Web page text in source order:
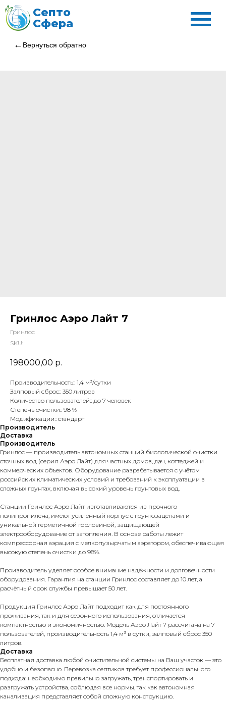
Септо
Сфера
Вернуться обратно
Гринлос Аэро Лайт 7
Гринлос
SKU:
198000,00 р.
Производительность:: 1,4 м³/сутки
Залповый сброс:: 350 литров
Количество пользователей:: до 7 человек
Степень очистки:: 98 %
Модификации:: стандарт
Производитель
Доставка
Производитель
Гринлос — производитель автономных станций биологической очистки
сточных вод (серия Аэро Лайт) для частных домов, дач, коттеджей и
коммерческих объектов. Оборудование разрабатывается с учётом
российских климатических условий и требований к эксплуатации в
сложных грунтах, включая высокий уровень грунтовых вод.
Станции Гринлос Аэро Лайт изготавливаются из прочного
полипропилена, имеют усиленный корпус с грунтозацепами и
уникальной герметичной горловиной, защищающей
электрооборудование от затопления. В основе работы лежит
компрессорная аэрация с мелкопузырчатым аэратором, обеспечивающая
высокую степень очистки до 98%.
Производитель уделяет особое внимание надёжности и долговечности
оборудования. Гарантия на станции Гринлос составляет до 10 лет, а
расчётный срок службы превышает 50 лет.
Продукция Гринлос Аэро Лайт подходит как для постоянного
проживания, так и для сезонного использования, отличается
компактностью и экономичностью. Модель Аэро Лайт 7 рассчитана на 7
пользователей, производительность 1,4 м³ в сутки, залповый сброс 350
литров.
Доставка
Бесплатная доставка любой очистительной системы на Ваш участок — это
удобно и безопасно. Перевозка септиков требует профессионального
подхода: необходимо правильно загружать, транспортировать и
разгружать устройства, соблюдая все нормы, так как автономная
канализация представляет собой сложную конструкцию.